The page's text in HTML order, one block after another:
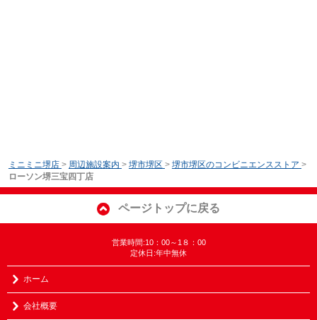
ミニミニ堺店 > 周辺施設案内 > 堺市堺区 > 堺市堺区のコンビニエンスストア >
ローソン堺三宝四丁店
ページトップに戻る
営業時間:10：00～1８：00
定休日:年中無休
ホーム
会社概要